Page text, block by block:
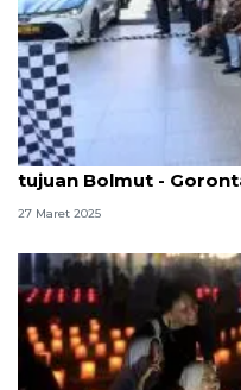
Gubernur Sulut lepas
tujuan Bolmut -
27 Maret 2025